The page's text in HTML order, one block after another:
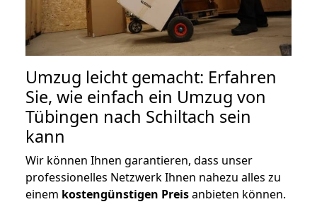
Umzug leicht gemacht: Erfahren
Sie, wie einfach ein Umzug von
Tübingen nach Schiltach sein
kann
Wir können Ihnen garantieren, dass unser
professionelles Netzwerk Ihnen nahezu alles zu
einem kostengünstigen Preisanbieten können.